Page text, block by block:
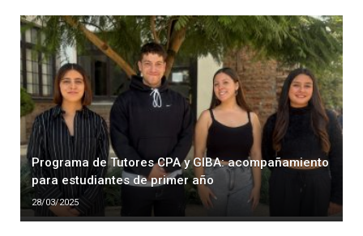
Programa de Tutores CPA y GIBA: acompañamiento
para estudiantes de primer año
28/03/2025